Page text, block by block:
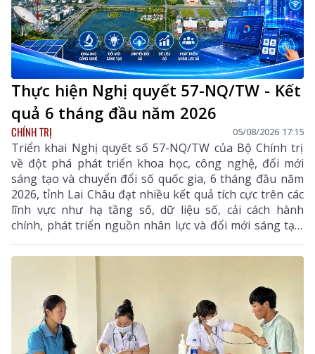
Thực hiện Nghị quyết 57-NQ/TW - Kết
quả 6 tháng đầu năm 2026
CHÍNH TRỊ 05/08/2026 17:15
Triển khai Nghị quyết số 57-NQ/TW của Bộ Chính trị
về đột phá phát triển khoa học, công nghệ, đổi mới
sáng tạo và chuyển đổi số quốc gia, 6 tháng đầu năm
2026, tỉnh Lai Châu đạt nhiều kết quả tích cực trên các
lĩnh vực như hạ tầng số, dữ liệu số, cải cách hành
chính, phát triển nguồn nhân lực và đổi mới sáng tạo.
Trong 6 tháng cuối năm, tỉnh tiếp tục tập trung thực
hiện các nhiệm vụ trọng tâm, tạo chuyển biến mạnh
mẽ trong phát triển khoa học, công nghệ, đổi mới
sáng tạo và chuyển đổi số.